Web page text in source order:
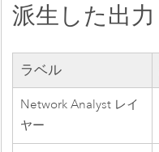
派生した出力
ラベル
Network Analyst レイ
ヤー